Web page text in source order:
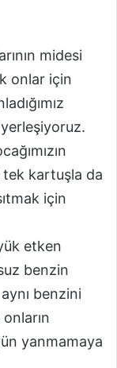
midesi
onlar için
tek kartuşla da
için
etken
benzin
benzini
yanmamaya